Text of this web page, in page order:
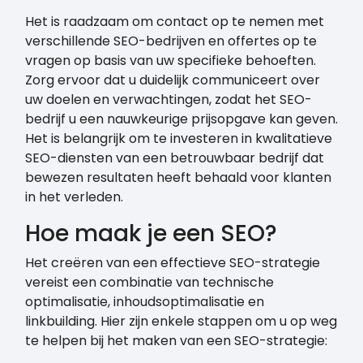
Het is raadzaam om contact op te nemen met
verschillende SEO-bedrijven en offertes op te
vragen op basis van uw specifieke behoeften.
Zorg ervoor dat u duidelijk communiceert over
uw doelen en verwachtingen, zodat het SEO-
bedrijf u een nauwkeurige prijsopgave kan geven.
Het is belangrijk om te investeren in kwalitatieve
SEO-diensten van een betrouwbaar bedrijf dat
bewezen resultaten heeft behaald voor klanten
in het verleden.
Hoe maak je een SEO?
Het creëren van een effectieve SEO-strategie
vereist een combinatie van technische
optimalisatie, inhoudsoptimalisatie en
linkbuilding. Hier zijn enkele stappen om u op weg
te helpen bij het maken van een SEO-strategie: